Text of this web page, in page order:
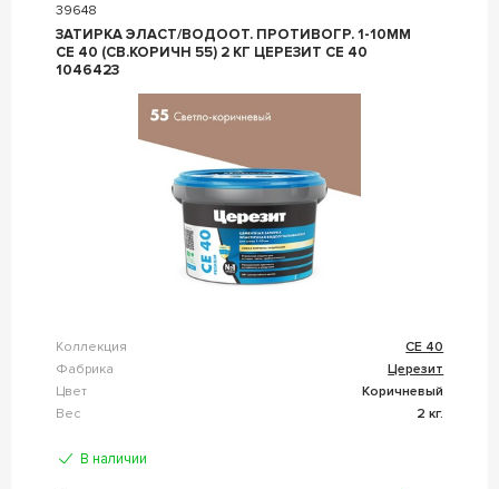
39648
ЗАТИРКА ЭЛАСТ/ВОДООТ. ПРОТИВОГР. 1-10ММ
СЕ 40 (СВ.КОРИЧН 55) 2 КГ ЦЕРЕЗИТ CE 40
1046423
Коллекция
CE 40
Фабрика
Церезит
Цвет
Коричневый
Вес
2 кг.
В наличии